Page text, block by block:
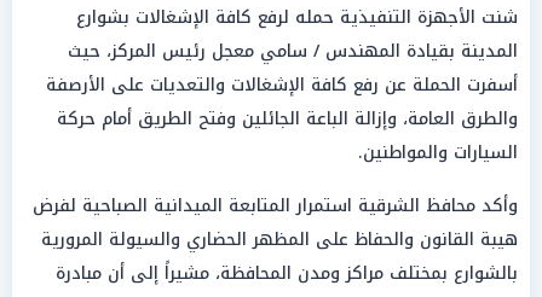
شنت الأجهزة التنفيذية حمله لرفع كافة الإشغالات بشوارع
المدينة بقيادة المهندس / سامي معجل رئيس المركز، حيث
أسفرت الحملة عن رفع كافة الإشغالات والتعديات على الأرصفة
والطرق العامة، وإزالة الباعة الجائلين وفتح الطريق أمام حركة
السيارات والمواطنين.
وأكد محافظ الشرقية استمرار المتابعة الميدانية الصباحية لفرض
هيبة القانون والحفاظ على المظهر الحضاري والسيولة المرورية
بالشوارع بمختلف مراكز ومدن المحافظة، مشيراً إلى أن مبادرة